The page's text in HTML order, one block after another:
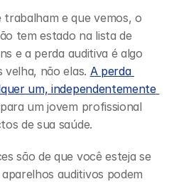
trabalham e que vemos, o
tem estado na lista de
e a perda auditiva é algo
velha, não elas. A perda
um, independentemente
um jovem profissional
de sua saúde.
são de que você esteja se
auditivos podem